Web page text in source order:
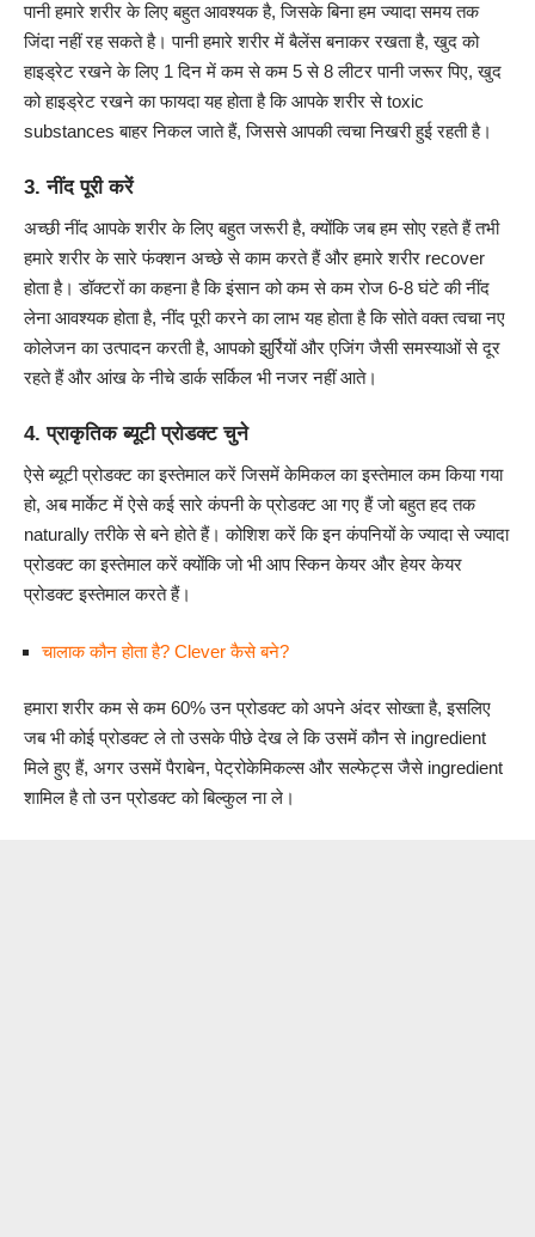
पानी हमारे शरीर के लिए बहुत आवश्यक है, जिसके बिना हम ज्यादा समय तक
जिंदा नहीं रह सकते है। पानी हमारे शरीर में बैलेंस बनाकर रखता है, खुद को
हाइड्रेट रखने के लिए 1 दिन में कम से कम 5 से 8 लीटर पानी जरूर पिए, खुद
को हाइड्रेट रखने का फायदा यह होता है कि आपके शरीर से toxic
substances बाहर निकल जाते हैं, जिससे आपकी त्वचा निखरी हुई रहती है।
3. नींद पूरी करें
अच्छी नींद आपके शरीर के लिए बहुत जरूरी है, क्योंकि जब हम सोए रहते हैं तभी
हमारे शरीर के सारे फंक्शन अच्छे से काम करते हैं और हमारे शरीर recover
होता है। डॉक्टरों का कहना है कि इंसान को कम से कम रोज 6-8 घंटे की नींद
लेना आवश्यक होता है, नींद पूरी करने का लाभ यह होता है कि सोते वक्त त्वचा नए
कोलेजन का उत्पादन करती है, आपको झुर्रियों और एजिंग जैसी समस्याओं से दूर
रहते हैं और आंख के नीचे डार्क सर्किल भी नजर नहीं आते।
4. प्राकृतिक ब्यूटी प्रोडक्ट चुने
ऐसे ब्यूटी प्रोडक्ट का इस्तेमाल करें जिसमें केमिकल का इस्तेमाल कम किया गया
हो, अब मार्केट में ऐसे कई सारे कंपनी के प्रोडक्ट आ गए हैं जो बहुत हद तक
naturally तरीके से बने होते हैं। कोशिश करें कि इन कंपनियों के ज्यादा से ज्यादा
प्रोडक्ट का इस्तेमाल करें क्योंकि जो भी आप स्किन केयर और हेयर केयर
प्रोडक्ट इस्तेमाल करते हैं।
चालाक कौन होता है? Clever कैसे बने?
हमारा शरीर कम से कम 60% उन प्रोडक्ट को अपने अंदर सोख्ता है, इसलिए
जब भी कोई प्रोडक्ट ले तो उसके पीछे देख ले कि उसमें कौन से ingredient
मिले हुए हैं, अगर उसमें पैराबेन, पेट्रोकेमिकल्स और सल्फेट्स जैसे ingredient
शामिल है तो उन प्रोडक्ट को बिल्कुल ना ले।